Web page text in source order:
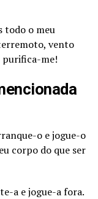
todo o meu
vento
purifica-me!
o e jogue-o
corpo do que ser
a e jogue-a fora.